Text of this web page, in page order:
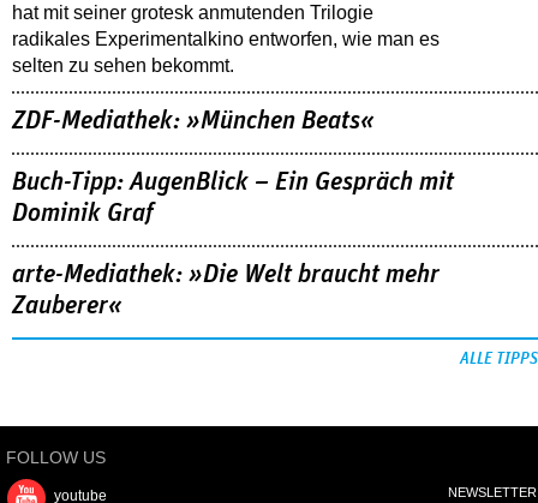
hat mit seiner grotesk anmutenden Trilogie
radikales Experimentalkino entworfen, wie man es
selten zu sehen bekommt.
ZDF-Mediathek: »München Beats«
Buch-Tipp: AugenBlick – Ein Gespräch mit
Dominik Graf
arte-Mediathek: »Die Welt braucht mehr
Zauberer«
ALLE TIPPS
FOLLOW US
youtube NEWSLETTER